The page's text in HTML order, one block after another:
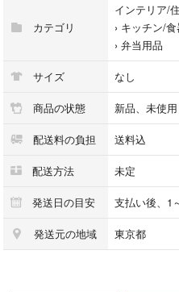
最後までご確認頂き誠にありがとう
上記をご確認頂き、ご購入いただけ
何かご不明な点がございましたら
さい。
カテゴリ
インテリア/
› キッチン/食
› 弁当用品
サイズ なし
商品の状態 新品、未使用
配送料の負担 送料込
配送方法 未定
発送日の目安 支払い後、1
発送元の地域 東京都